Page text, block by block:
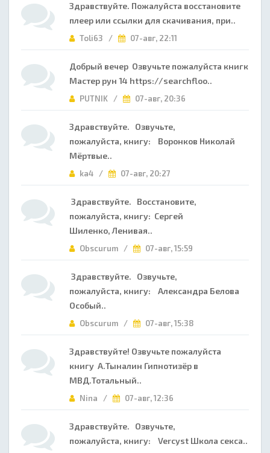
Здравствуйте. Пожалуйста восстановите
плеер или ссылки для скачивания, при..
Toli63 / 07-авг, 22:11
Добрый вечер Озвучьте пожалуйста книгк
Мастер рун 14 https://searchfloo..
PUTNIK / 07-авг, 20:36
Здравствуйте. Озвучьте,
пожалуйста, книгу: Воронков Николай
Мёртвые..
ka4 / 07-авг, 20:27
Здравствуйте. Восстановите,
пожалуйста, книгу: Сергей
Шиленко, Ленивая..
Obscurum / 07-авг, 15:59
Здравствуйте. Озвучьте,
пожалуйста, книгу: Александра Белова
Особый..
Obscurum / 07-авг, 15:38
Здравствуйте! Озвучьте пожалуйста
книгу А.Тыналин Гипнотизёр в
МВД.Тотальный..
Nina / 07-авг, 12:36
Здравствуйте. Озвучьте,
пожалуйста, книгу: Vercyst Школа секса..